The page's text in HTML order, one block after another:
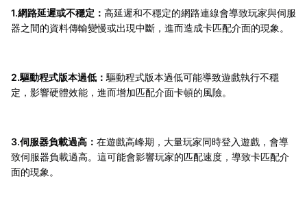
1.網路延遲或不穩定： 高延遲和不穩定的網路連線會導致玩家與伺服
器之間的資料傳輸變慢或出現中斷，進而造成卡匹配介面的現象。
2.驅動程式版本過低： 驅動程式版本過低可能導致遊戲執行不穩
定，影響硬體效能，進而增加匹配介面卡頓的風險。
3.伺服器負載過高： 在遊戲高峰期，大量玩家同時登入遊戲，會導
致伺服器負載過高。這可能會影響玩家的匹配速度，導致卡匹配介
面的現象。